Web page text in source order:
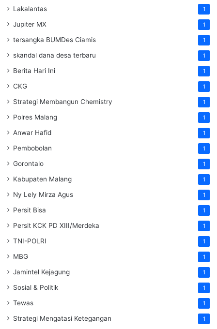
Lakalantas 1
Jupiter MX 1
tersangka BUMDes Ciamis 1
skandal dana desa terbaru 1
Berita Hari Ini 1
CKG 1
Strategi Membangun Chemistry 1
Polres Malang 1
Anwar Hafid 1
Pembobolan 1
Gorontalo 1
Kabupaten Malang 1
Ny Lely Mirza Agus 1
Persit Bisa 1
Persit KCK PD XIII/Merdeka 1
TNI-POLRI 1
MBG 1
Jamintel Kejagung 1
Sosial & Politik 1
Tewas 1
Strategi Mengatasi Ketegangan 1